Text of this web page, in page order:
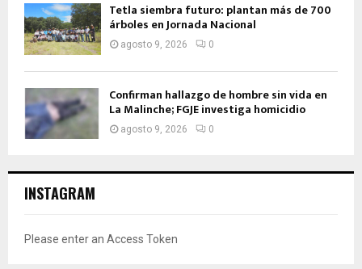
Tetla siembra futuro: plantan más de 700
árboles en Jornada Nacional
agosto 9, 2026 0
Confirman hallazgo de hombre sin vida en
La Malinche; FGJE investiga homicidio
agosto 9, 2026 0
INSTAGRAM
Please enter an Access Token